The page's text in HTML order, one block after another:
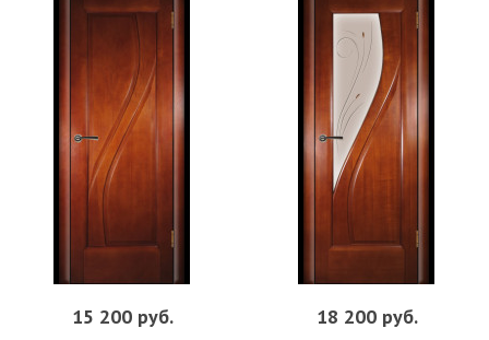
15 200 руб. 18 200 руб.